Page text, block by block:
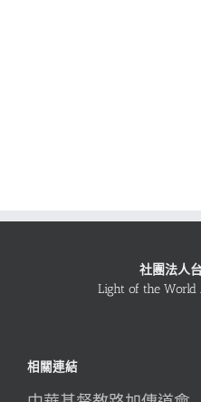
社團法人
Light of the World
相關連結